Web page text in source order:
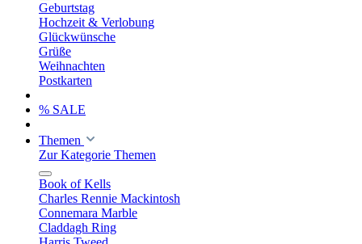
Geburtstag
Hochzeit & Verlobung
Glückwünsche
Grüße
Weihnachten
Postkarten
% SALE
Themen
Zur Kategorie Themen
Book of Kells
Charles Rennie Mackintosh
Connemara Marble
Claddagh Ring